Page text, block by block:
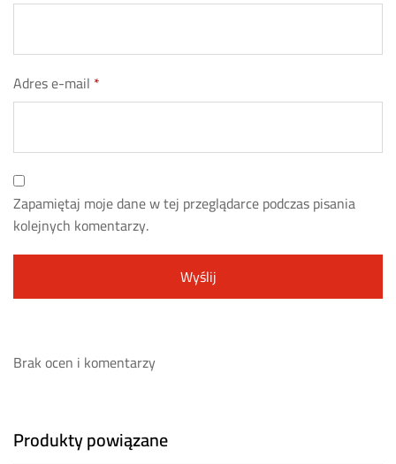
Adres e-mail *
Zapamiętaj moje dane w tej przeglądarce podczas pisania
kolejnych komentarzy.
Brak ocen i komentarzy
Produkty powiązane